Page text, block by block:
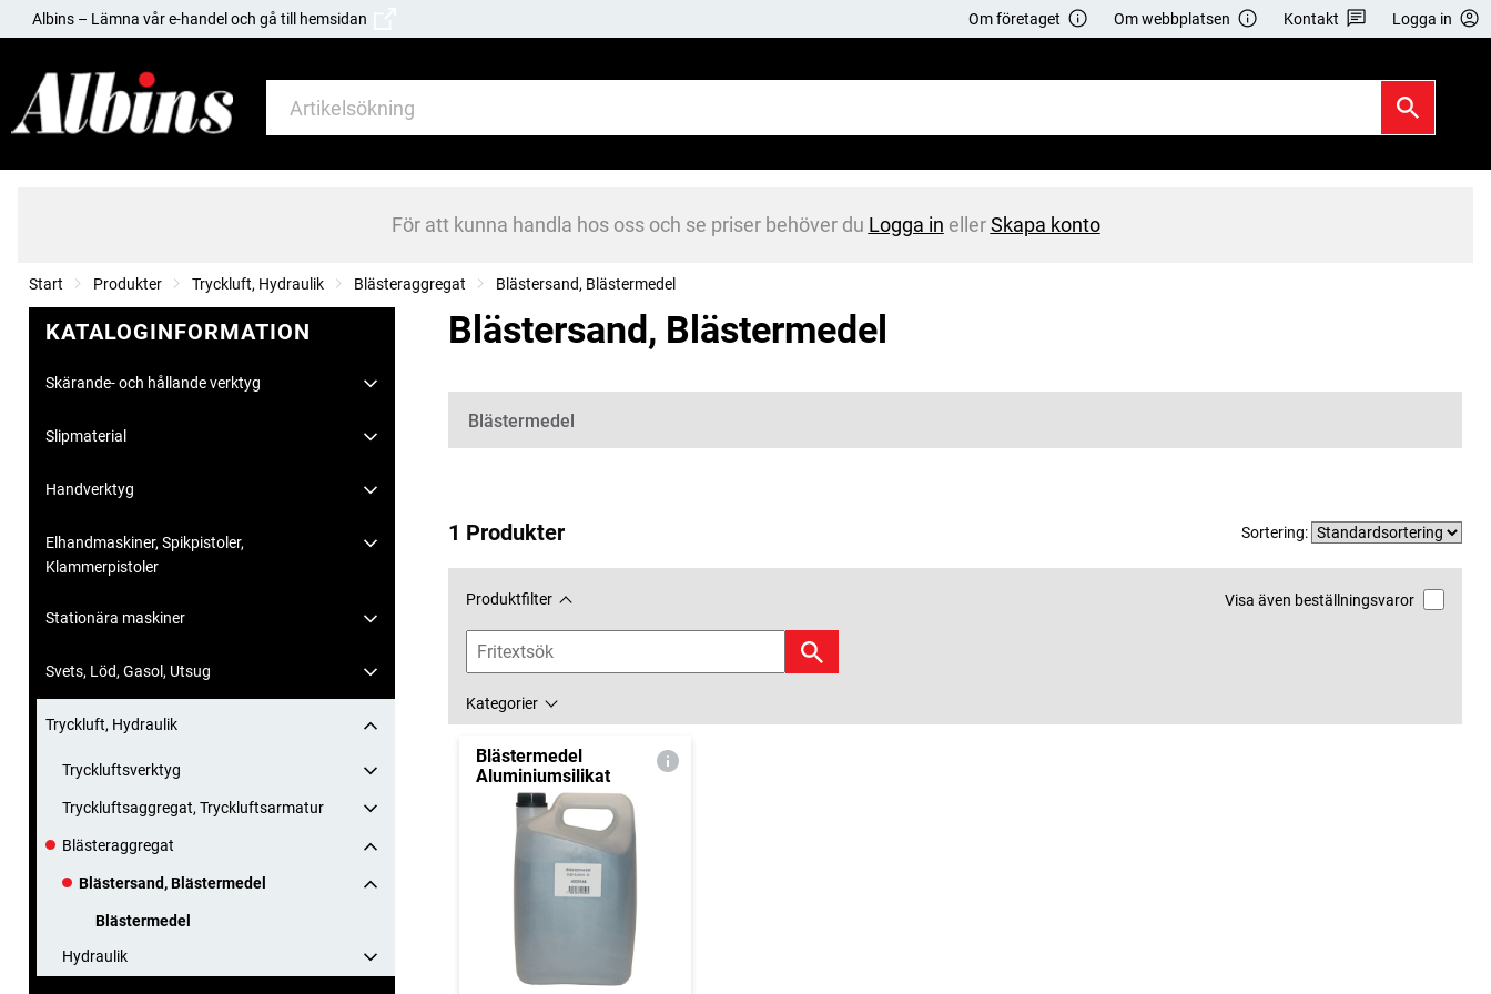
Albins – Lämna vår e-handel och gå till hemsidan Om företaget Om webbplatsen Kontakt Logga in
För att kunna handla hos oss och se priser behöver du Logga in ellerSkapa konto
Start Produkter Tryckluft, Hydraulik Blästeraggregat Blästersand, Blästermedel
KATALOGINFORMATION
Skärande- och hållande verktyg
Slipmaterial
Handverktyg
Elhandmaskiner, Spikpistoler,
Klammerpistoler
Stationära maskiner
Svets, Löd, Gasol, Utsug
Tryckluft, Hydraulik
Tryckluftsverktyg
Tryckluftsaggregat, Tryckluftsarmatur
Blästeraggregat
Blästersand, Blästermedel
Blästermedel
Hydraulik
Blästersand, Blästermedel
Kategorier
Blästermedel
1 Produkter Sortering:
Produktfilter Visa även beställningsvaror
Kategorier
Blästermedel
Aluminiumsilikat